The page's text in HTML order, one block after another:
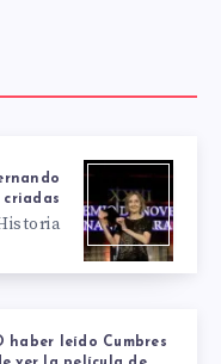
criadas
haber leído Cumbres